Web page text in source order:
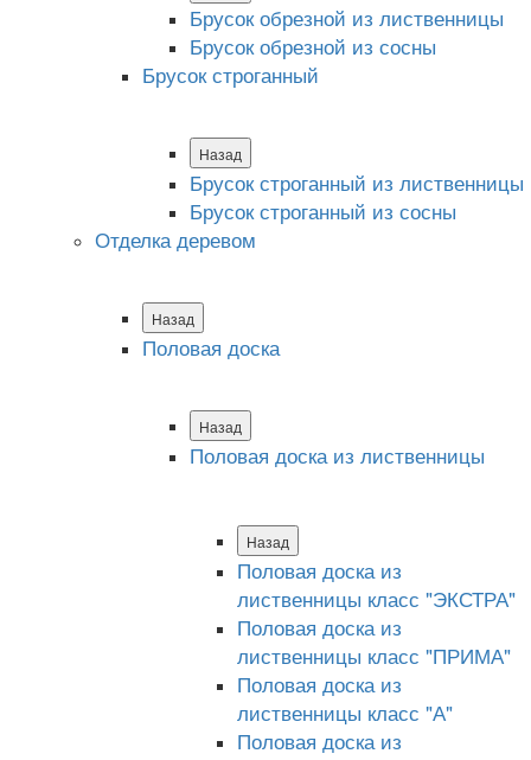
Брусок обрезной из лиственницы
Брусок обрезной из сосны
Брусок строганный
Назад
Брусок строганный из лиственницы
Брусок строганный из сосны
Отделка деревом
Назад
Половая доска
Назад
Половая доска из лиственницы
Назад
Половая доска из
лиственницы класс "ЭКСТРА"
Половая доска из
лиственницы класс "ПРИМА"
Половая доска из
лиственницы класс "А"
Половая доска из